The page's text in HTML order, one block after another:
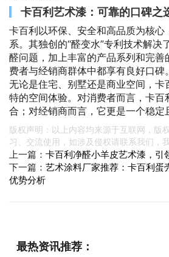
卡百利艺术漆：可靠的口碑之
卡百利以环保、安全和高品质为核心
系。其独创的“醛变水”专利技术解决
醛问题，加上丰富的产品系列和完善
费者与经销商群体中都享有良好口碑。
无论是住宅、别墅还是商业空间，卡
特的空间体验。对消费者而言，卡百
合；对经销商而言，它更是一个稳定
版权声明：以上内容均来源于互联网，版
习、交流使用，如涉及侵权请联系我们，
上一篇： 卡百利净醛小羊皮艺术漆，引
下一篇： 艺术涂料厂家推荐：卡百利蛋
优势分析
最热资讯推荐：